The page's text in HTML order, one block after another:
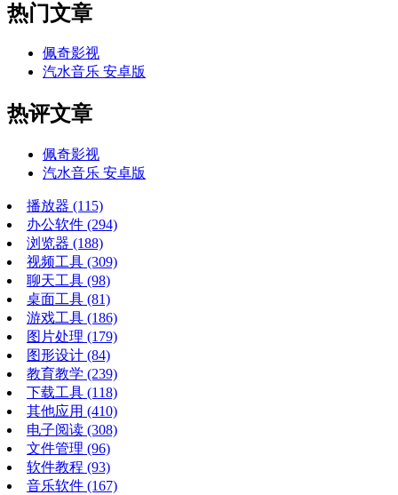
热门文章
佩奇影视
汽水音乐 安卓版
热评文章
佩奇影视
汽水音乐 安卓版
播放器 (115)
办公软件 (294)
浏览器 (188)
视频工具 (309)
聊天工具 (98)
桌面工具 (81)
游戏工具 (186)
图片处理 (179)
图形设计 (84)
教育教学 (239)
下载工具 (118)
其他应用 (410)
电子阅读 (308)
文件管理 (96)
软件教程 (93)
音乐软件 (167)